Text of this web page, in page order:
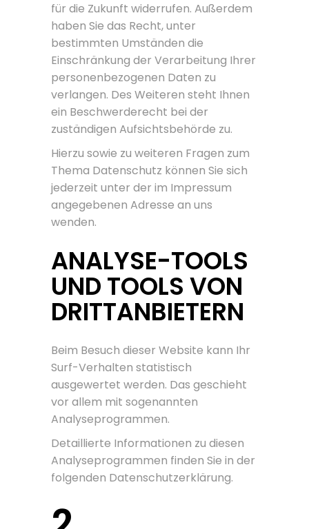
für die Zukunft widerrufen. Außerdem
haben Sie das Recht, unter
bestimmten Umständen die
Einschränkung der Verarbeitung Ihrer
personenbezogenen Daten zu
verlangen. Des Weiteren steht Ihnen
ein Beschwerderecht bei der
zuständigen Aufsichtsbehörde zu.
Hierzu sowie zu weiteren Fragen zum
Thema Datenschutz können Sie sich
jederzeit unter der im Impressum
angegebenen Adresse an uns
wenden.
ANALYSE-TOOLS
UND TOOLS VON
DRITT­ANBIETERN
Beim Besuch dieser Website kann Ihr
Surf-Verhalten statistisch
ausgewertet werden. Das geschieht
vor allem mit sogenannten
Analyseprogrammen.
Detaillierte Informationen zu diesen
Analyseprogrammen finden Sie in der
folgenden Datenschutzerklärung.